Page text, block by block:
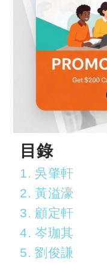
目錄
1. 吳肇軒
2. 黃溢濠
3. 顧定軒
4. 岑珈其
5. 劉俊謙